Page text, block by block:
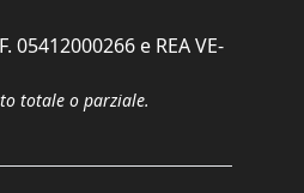
05412000266 e REA VE-
totale o parziale.